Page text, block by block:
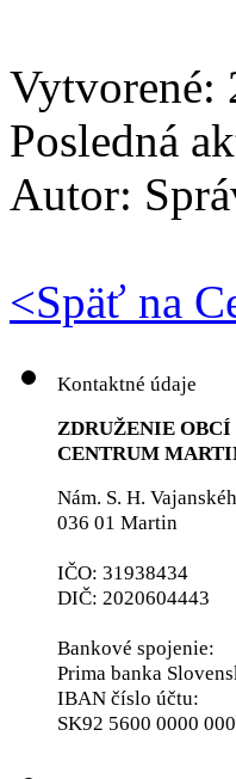
Vytvorené:
Posledná
Autor:
<Späť na
Kontaktné údaje
ZDRUŽENIE
CENTRUM
Nám. S. H.
036 01 Martin
IČO: 31938434
DIČ: 2020604443
Bankové spojenie:
Prima banka
IBAN číslo účtu:
SK92 5600 0000